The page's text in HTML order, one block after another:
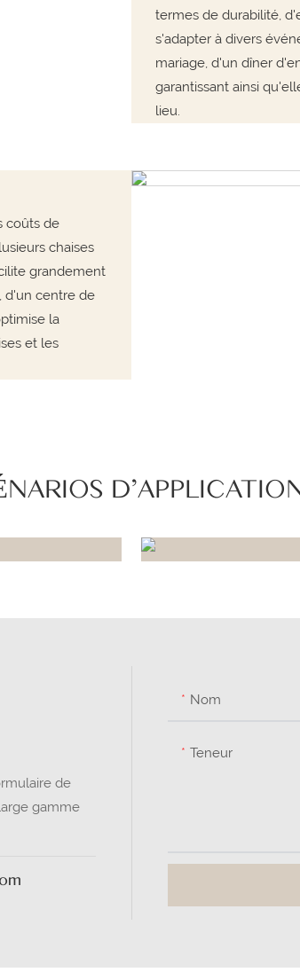
termes de durabilité,
s'adapter à divers
mariage, d'un dîner
garantissant ainsi
lieu.
coûts de
chaises
grandement
d'un centre de
la
et les
de
gamme
Nom
Teneur